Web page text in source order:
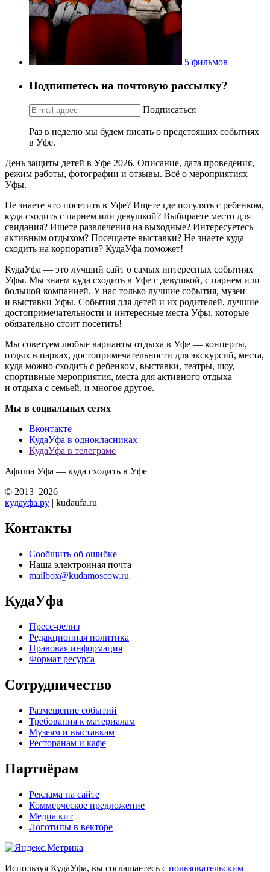
5 фильмов
Подпишетесь на почтовую рассылку?
Подписаться
Раз в неделю мы будем писать о предстоящих событиях
в Уфе.
День защиты детей в Уфе 2026. Описание, дата проведения,
режим работы, фотографии и отзывы. Всё о мероприятиях
Уфы.
Не знаете что посетить в Уфе? Ищете где погулять с ребенком,
куда сходить с парнем или девушкой? Выбираете место для
свидания? Ищете развлечения на выходные? Интересуетесь
активным отдыхом? Посещаете выставки? Не знаете куда
сходить на корпоратив? КудаУфа поможет!
КудаУфа — это лучший сайт о самых интересных событиях
Уфы. Мы знаем куда сходить в Уфе с девушкой, с парнем или
большой компанией. У нас только лучшие события, музеи
и выставки Уфы. События для детей и их родителей, лучшие
достопримечательности и интересные места Уфы, которые
обязательно стоит посетить!
Мы советуем любые варианты отдыха в Уфе — концерты,
отдых в парках, достопримечательности для экскурсий, места,
куда можно сходить с ребенком, выставки, театры, шоу,
спортивные мероприятия, места для активного отдыха
и отдыха с семьей, и многое другое.
Мы в социальных сетях
Вконтакте
КудаУфа в однокласниках
КудаУфа в телеграме
Афиша Уфа — куда сходить в Уфе
© 2013–2026
кудауфа.ру | kudaufa.ru
Контакты
Сообщить об ошибке
Наша электронная почта
mailbox@kudamoscow.ru
КудаУфа
Пресс-релиз
Редакционная политика
Правовая информация
Формат ресурса
Сотрудничество
Размещение событий
Требования к материалам
Музеям и выставкам
Ресторанам и кафе
Партнёрам
Реклама на сайте
Коммерческое предложение
Медиа кит
Логотипы в векторе
Используя КудаУфа, вы соглашаетесь с пользовательским